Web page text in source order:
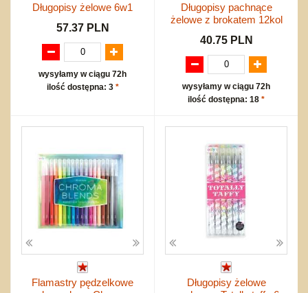
Długopisy żelowe 6w1
57.37 PLN
wysyłamy w ciągu 72h
ilość dostępna: 3 *
Długopisy pachnące
żelowe z brokatem 12kol
40.75 PLN
wysyłamy w ciągu 72h
ilość dostępna: 18 *
Flamastry pędzelkowe
Długopisy żelowe